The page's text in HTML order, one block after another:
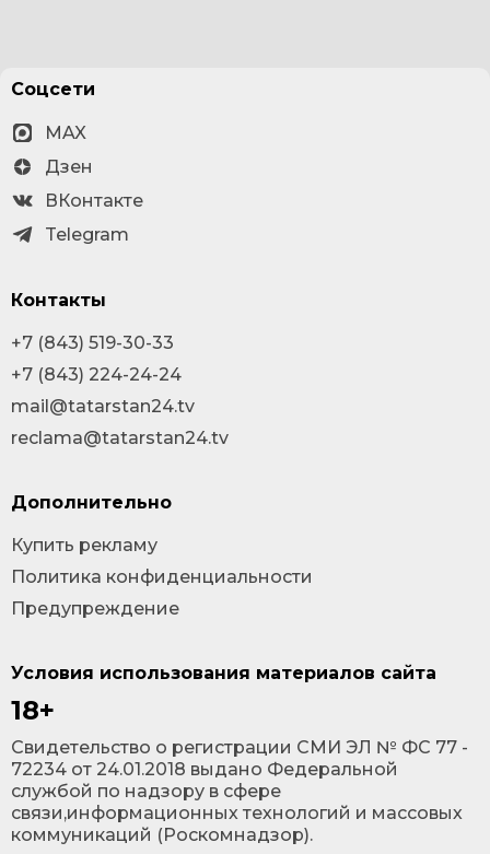
Условия использования материалов сайта
18+
Cвидетельство о регистрации СМИ ЭЛ № ФС 77 -
72234 от 24.01.2018 выдано Федеральной
службой по надзору в сфере
связи,информационных технологий и массовых
коммуникаций (Роскомнадзор).
Соцсети
MAX
Дзен
ВКонтакте
Telegram
Контакты
+7 (843) 519-30-33
+7 (843) 224-24-24
mail@tatarstan24.tv
reclama@tatarstan24.tv
Дополнительно
Купить рекламу
Политика конфиденциальности
Предупреждение